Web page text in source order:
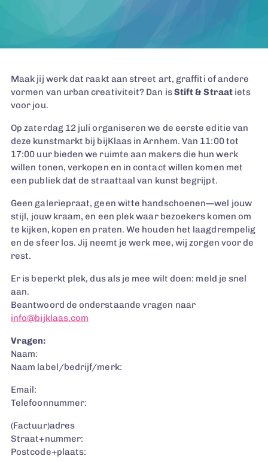
Maak jij werk dat raakt aan street art, graffiti of andere
vormen van urban creativiteit? Dan isStift & Straatiets
voor jou.
Op zaterdag 12 juli organiseren we de eerste editie van
deze kunstmarkt bij bijKlaas in Arnhem. Van 11:00 tot
17:00 uur bieden we ruimte aan makers die hun werk
willen tonen, verkopen en in contact willen komen met
een publiek dat de straattaal van kunst begrijpt.
Geen galeriepraat, geen witte handschoenen—wel jouw
stijl, jouw kraam, en een plek waar bezoekers komen om
te kijken, kopen en praten. We houden het laagdrempelig
en de sfeer los. Jij neemt je werk mee, wij zorgen voor de
rest.
Er is beperkt plek, dus als je mee wilt doen: meld je snel
aan.
Beantwoord de onderstaande vragen naar
info@bijklaas.com
Vragen:
Naam:
Naam label/bedrijf/merk:
Email:
Telefoonnummer:
(Factuur)adres
Straat+nummer:
Postcode+plaats: